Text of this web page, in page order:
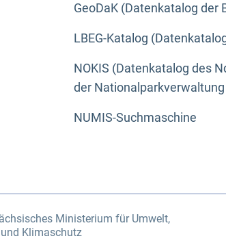
GeoDaK (Datenkatalog
LBEG-Katalog
NOKIS (Datenkatalog des
der
NUMIS-Suchmaschine
Ministerium für Umwelt,
und Klimaschutz